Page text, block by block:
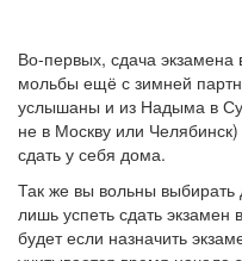
Во-первых, сдача
мольбы ещё с зимней
услышаны и из Надыма в
не в Москву или Челябинск)
сдать у себя дома.
Так же вы вольны
лишь успеть сдать
будет если назначить